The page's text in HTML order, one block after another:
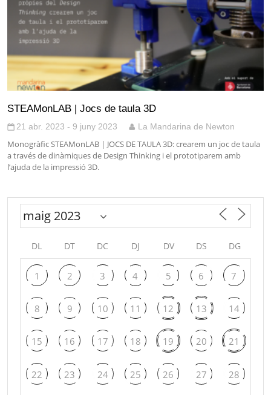
STEAMonLAB | Jocs de taula 3D
21 abr. 2023 - 9 juny 2023 La Mandarina de Newton
Monogràfic STEAMonLAB | JOCS DE TAULA 3D: crearem un joc de taula
a través de dinàmiques de Design Thinking i el prototiparem amb
l’ajuda de la impressió 3D.
DL DT DC DJ DV DS DG
1 2 3 4 5 6 7
8 9 10 11 12 13 14
15 16 17 18 19 20 21
22 23 24 25 26 27 28